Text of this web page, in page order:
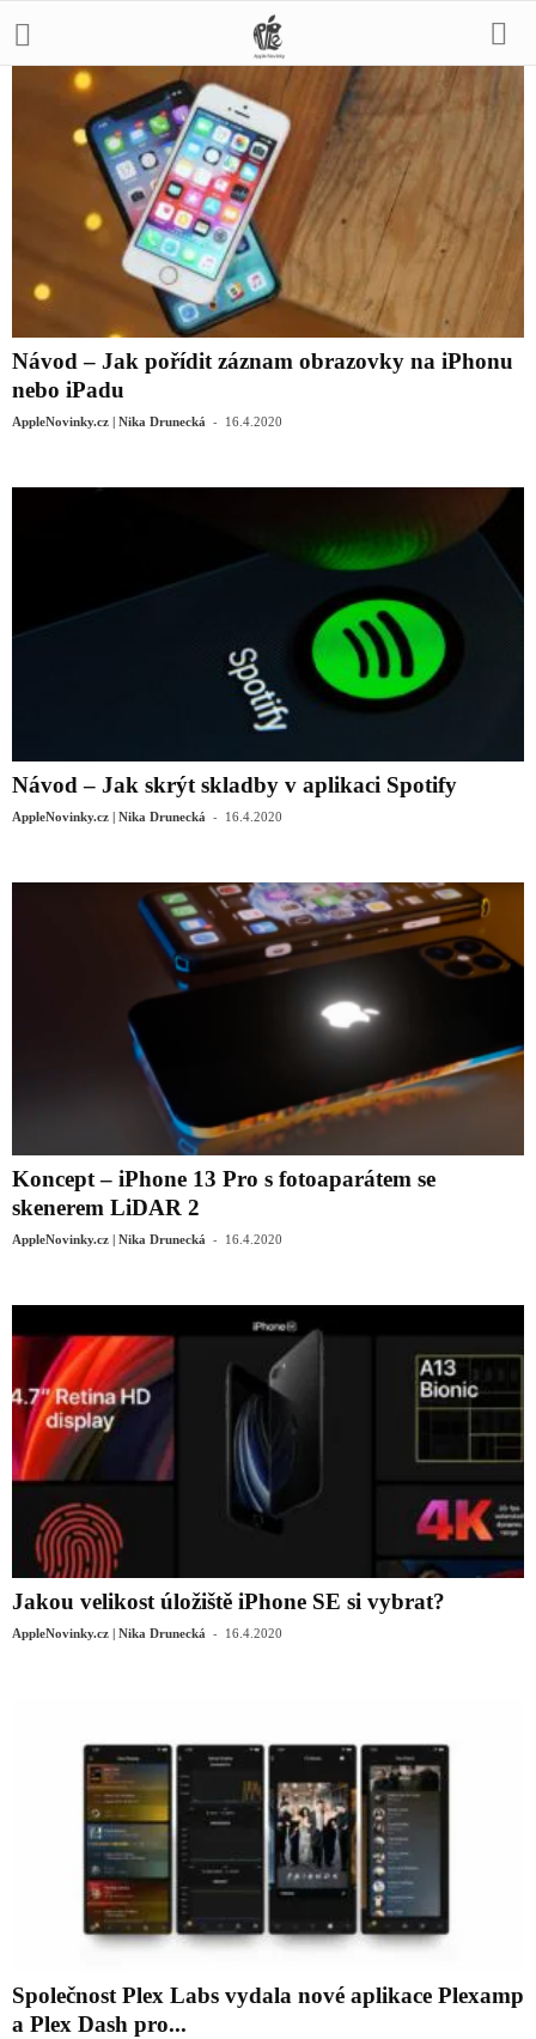
Návod – Jak pořídit záznam obrazovky na iPhonu
nebo iPadu
AppleNovinky.cz | Nika Drunecká - 16.4.2020
Návod – Jak skrýt skladby v aplikaci Spotify
AppleNovinky.cz | Nika Drunecká - 16.4.2020
Koncept – iPhone 13 Pro s fotoaparátem se
skenerem LiDAR 2
AppleNovinky.cz | Nika Drunecká - 16.4.2020
Jakou velikost úložiště iPhone SE si vybrat?
AppleNovinky.cz | Nika Drunecká - 16.4.2020
Společnost Plex Labs vydala nové aplikace Plexamp
a Plex Dash pro...